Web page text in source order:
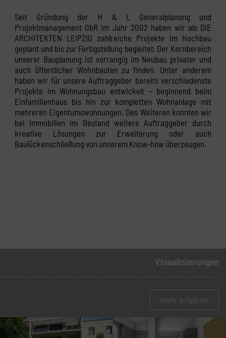
Seit Gründung der H & L Generalplanung und
Projektmanagement GbR im Jahr 2002 haben wir als DIE
ARCHITEKTEN LEIPZIG zahlreiche Projekte im Hochbau
geplant und bis zur Fertigstellung begleitet. Der Kernbereich
unserer Bauplanung ist vorrangig im Neubau privater und
auch öffentlicher Wohnbauten zu finden. Unter anderem
haben wir für unsere Auftraggeber bereits verschiedenste
Projekte im Wohnungsbau entwickelt – beginnend beim
Einfamilienhaus bis hin zur kompletten Wohnanlage mit
mehreren Eigentumswohnungen. Des Weiteren konnten wir
bei Immobilien im Bestand weitere Auftraggeber durch
kreative Lösungen zur Erweiterung oder auch
Baulückenschließung von unserem Know-how überzeugen.
Visualisierungen
mehr erfahren